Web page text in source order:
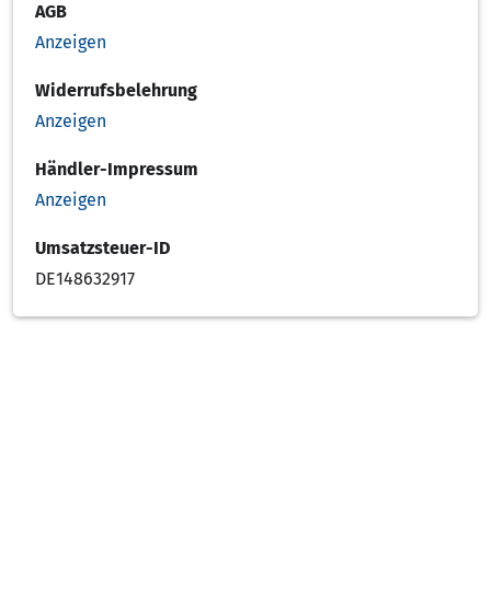
AGB
Anzeigen
Widerrufsbelehrung
Anzeigen
Händler-Impressum
Anzeigen
Umsatzsteuer-ID
DE148632917